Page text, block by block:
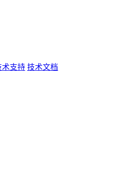
术支持 技术文档